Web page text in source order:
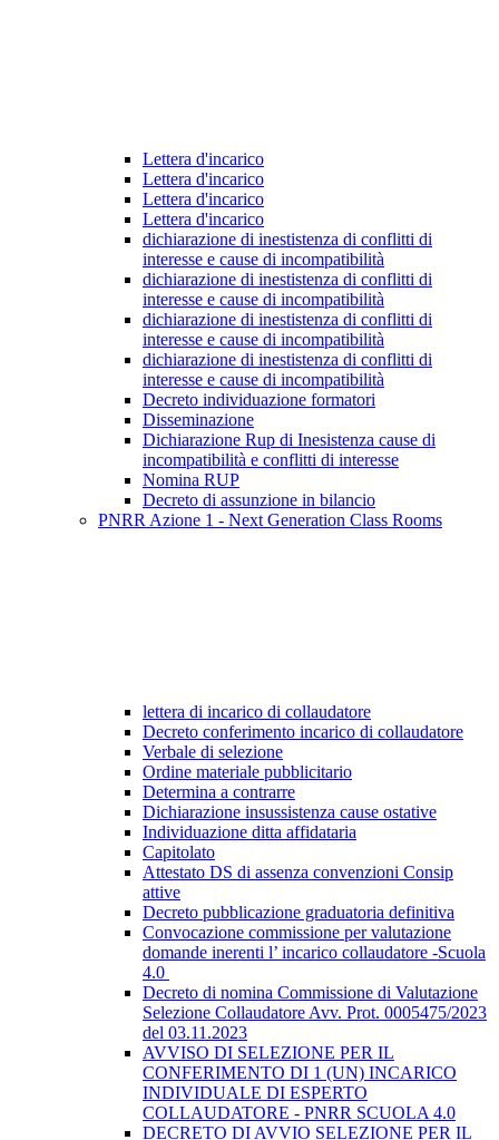
Lettera d'incarico
Lettera d'incarico
Lettera d'incarico
Lettera d'incarico
dichiarazione di inestistenza di conflitti di
interesse e cause di incompatibilità
dichiarazione di inestistenza di conflitti di
interesse e cause di incompatibilità
dichiarazione di inestistenza di conflitti di
interesse e cause di incompatibilità
dichiarazione di inestistenza di conflitti di
interesse e cause di incompatibilità
Decreto individuazione formatori
Disseminazione
Dichiarazione Rup di Inesistenza cause di
incompatibilità e conflitti di interesse
Nomina RUP
Decreto di assunzione in bilancio
PNRR Azione 1 - Next Generation Class Rooms
lettera di incarico di collaudatore
Decreto conferimento incarico di collaudatore
Verbale di selezione
Ordine materiale pubblicitario
Determina a contrarre
Dichiarazione insussistenza cause ostative
Individuazione ditta affidataria
Capitolato
Attestato DS di assenza convenzioni Consip
attive
Decreto pubblicazione graduatoria definitiva
Convocazione commissione per valutazione
domande inerenti l’ incarico collaudatore -Scuola
4.0
Decreto di nomina Commissione di Valutazione
Selezione Collaudatore Avv. Prot. 0005475/2023
del 03.11.2023
AVVISO DI SELEZIONE PER IL
CONFERIMENTO DI 1 (UN) INCARICO
INDIVIDUALE DI ESPERTO
COLLAUDATORE - PNRR SCUOLA 4.0
DECRETO DI AVVIO SELEZIONE PER IL